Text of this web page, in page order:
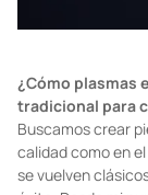
¿Cómo plasmas
tradicional para
Buscamos crear
calidad como en
se vuelven